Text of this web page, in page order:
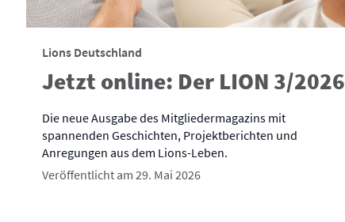
Lions Deutschland
Jetzt online: Der LION 3/2026
Die neue Ausgabe des Mitgliedermagazins mit
spannenden Geschichten, Projektberichten und
Anregungen aus dem Lions-Leben.
Veröffentlicht am 29. Mai 2026